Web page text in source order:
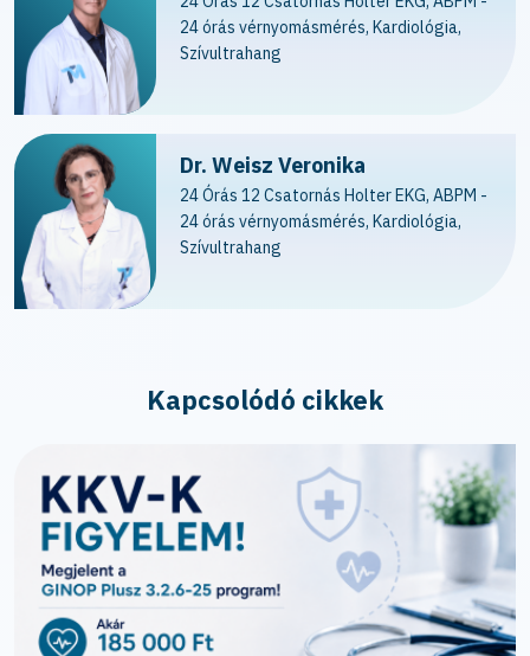
24 órás vérnyomásmérés, Kardiológia,
Szívultrahang
Dr. Weisz Veronika
24 Órás 12 Csatornás Holter EKG, ABPM -
24 órás vérnyomásmérés, Kardiológia,
Szívultrahang
Kapcsolódó cikkek